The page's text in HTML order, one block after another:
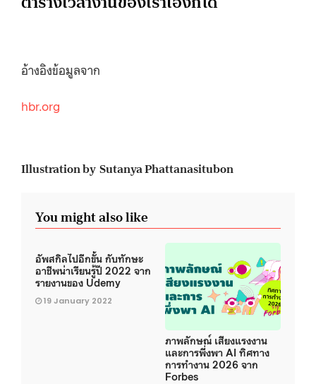
อ้างอิงข้อมูลจาก
hbr.org
Illustration by Sutanya Phattanasitubon
You might also like
อัพสกิลไปอีกขั้น กับทักษะ
อาชีพน่าเรียนรู้ปี 2022 จาก
รายงานของ Udemy
19 January 2022
ภาพลักษณ์ เสียงแรงงาน
และการพึ่งพา AI ทิศทาง
การทำงาน 2026 จาก
Forbes